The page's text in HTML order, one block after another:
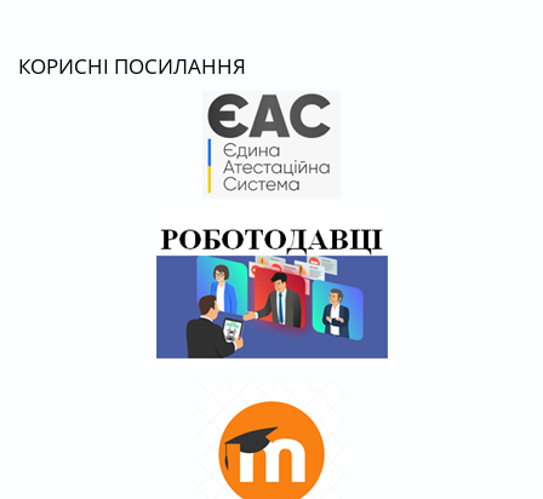
КОРИСНІ ПОСИЛАННЯ